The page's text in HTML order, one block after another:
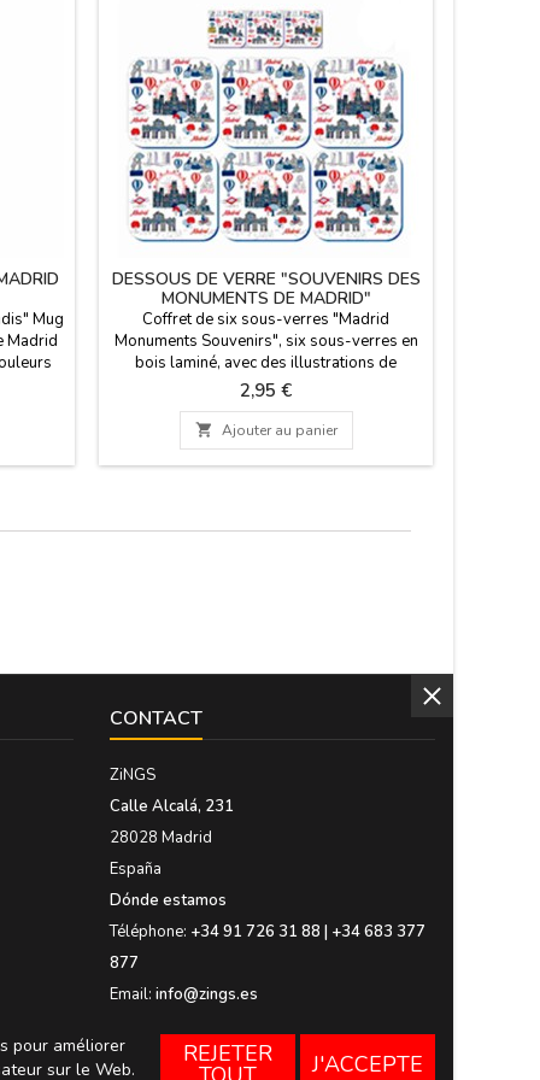
Mug
Madrid
haut
ml.
DESSOUS DE VERRE "SOUVENIRS DES
MONUMENTS DE MADRID"
Coffret de six sous-verres "Madrid
Monuments Souvenirs", six sous-verres en
bois laminé, avec des illustrations de
monuments emblématiques de Madrid, tels
que la Puerta de Alcalá, l'Ours et
l'Arbousier, Cibeles, Las Meninas, skyline...
Souvenirs de Madrid et d'Espagne.
Dimensions : 9,5 cm x 9,5 cm
Prix
2,95 €
 Ajouter au panier
CONTACT
ZiNGS
Calle Alcalá, 231
28028 Madrid
España
Dónde estamos
Téléphone: +34 91 726 31 88 | +34 683 377
877
Email: info@zings.es
pour améliorer
sur le Web.
REJETER J'ACCEPTE